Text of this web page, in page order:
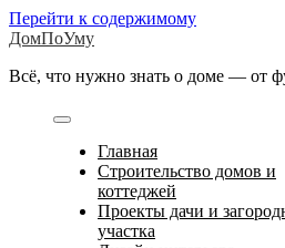
Перейти к содержимому
ДомПоУму
Всё, что нужно знать о доме — от
Главная
Строительство домов и
коттеджей
Проекты дачи и
участка